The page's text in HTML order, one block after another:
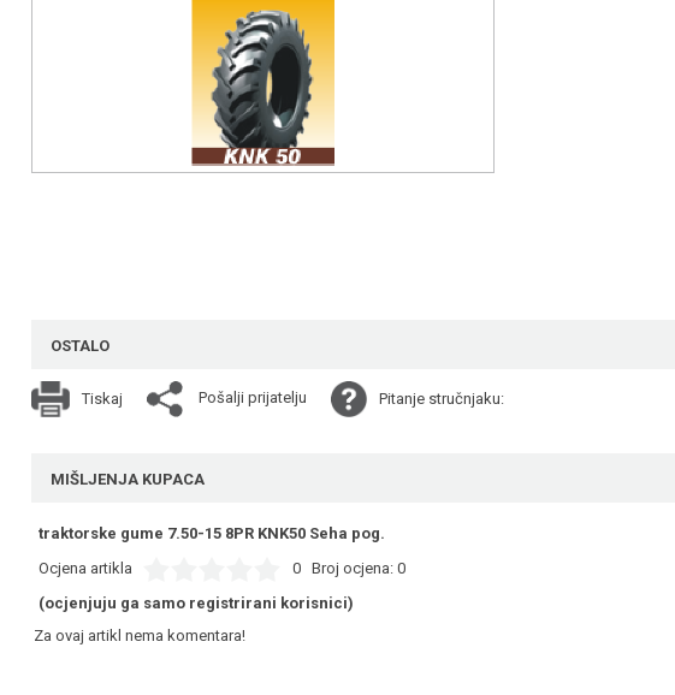
OSTALO
Tiskaj Pošalji prijatelju Pitanje stručnjaku:
MIŠLJENJA KUPACA
traktorske gume 7.50-15 8PR KNK50 Seha pog.
Ocjena artikla
0 Broj ocjena: 0
(ocjenjuju ga samo registrirani korisnici)
Za ovaj artikl nema komentara!